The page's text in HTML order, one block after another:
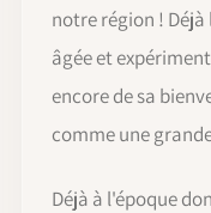
notre région !
âgée et
encore de sa
comme une
Déjà à l'époque